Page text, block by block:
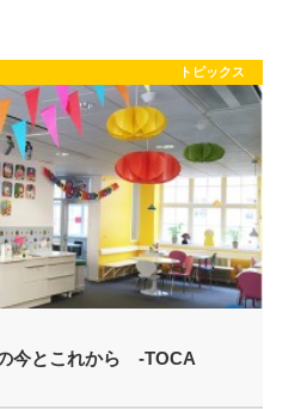
トピックス
今とこれから -TOCA